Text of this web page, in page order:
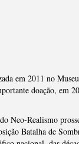
em 2011 no
doação, em
Neo-Realismo
Batalha de